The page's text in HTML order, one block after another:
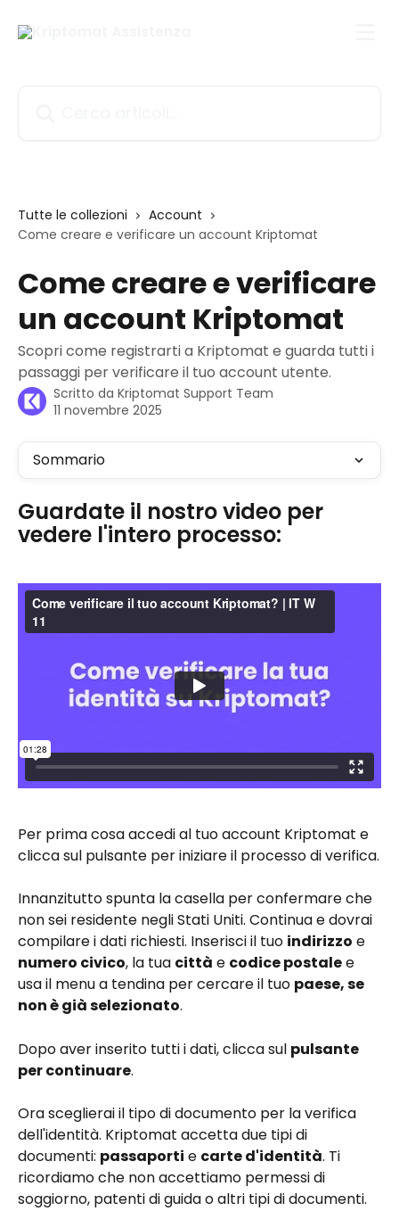
Tutte le collezioni
Account
Come creare e verificare un account Kriptomat
Come creare e verificare
un account Kriptomat
Scopri come registrarti a Kriptomat e guarda tutti i
passaggi per verificare il tuo account utente.
Scritto da Kriptomat Support Team
11 novembre 2025
Sommario
Guardate il nostro video per
vedere l'intero processo:
Per prima cosa accedi al tuo account Kriptomat e
clicca sul pulsante per iniziare il processo di verifica.
Innanzitutto spunta la casella per confermare che
non sei residente negli Stati Uniti. Continua e dovrai
compilare i dati richiesti. Inserisci il tuo indirizzo e
numero civico, la tua città e codice postale e
usa il menu a tendina per cercare il tuo paese, se
non è già selezionato.
Dopo aver inserito tutti i dati, clicca sul pulsante
per continuare.
Ora sceglierai il tipo di documento per la verifica
dell'identità. Kriptomat accetta due tipi di
documenti: passaporti e carte d'identità. Ti
ricordiamo che non accettiamo permessi di
soggiorno, patenti di guida o altri tipi di documenti.